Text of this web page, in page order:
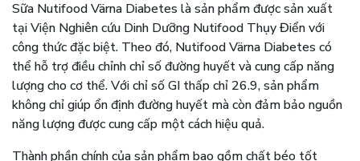
Sữa Nutifood Värna Diabetes là sản phẩm được sản xuất
tại Viện Nghiên cứu Dinh Dưỡng Nutifood Thụy Điển với
công thức đặc biệt. Theo đó, Nutifood Värna Diabetes có
thể hỗ trợ điều chỉnh chỉ số đường huyết và cung cấp năng
lượng cho cơ thể. Với chỉ số GI thấp chỉ 26.9, sản phẩm
không chỉ giúp ổn định đường huyết mà còn đảm bảo nguồn
năng lượng được cung cấp một cách hiệu quả.
Thành phần chính của sản phẩm bao gồm chất béo tốt